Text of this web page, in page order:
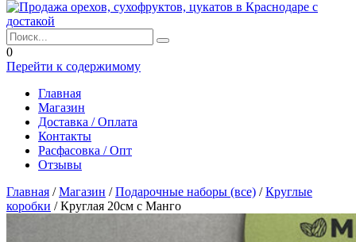
0
Перейти к содержимому
Главная
Магазин
Доставка / Оплата
Контакты
Расфасовка / Опт
Отзывы
Главная /Магазин /Подарочные наборы (все) /Круглые
коробки /Круглая 20см с Манго